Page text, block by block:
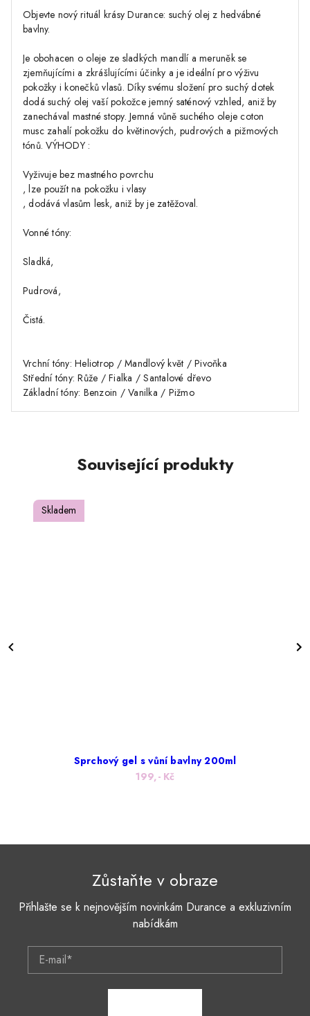
Objevte nový rituál krásy Durance: suchý olej z hedvábné
bavlny.
Je obohacen o oleje ze sladkých mandlí a meruněk se
zjemňujícími a zkrášlujícími účinky a je ideální pro výživu
pokožky i konečků vlasů. Díky svému složení pro suchý dotek
dodá suchý olej vaší pokožce jemný saténový vzhled, aniž by
zanechával mastné stopy. Jemná vůně suchého oleje coton
musc zahalí pokožku do květinových, pudrových a pižmových
tónů. VÝHODY :
Vyživuje bez mastného povrchu
, lze použít na pokožku i vlasy
, dodává vlasům lesk, aniž by je zatěžoval.
Vonné tóny:
Sladká,
Pudrová,
Čistá.
Vrchní tóny: Heliotrop / Mandlový květ / Pivoňka
Střední tóny: Růže / Fialka / Santalové dřevo
Základní tóny: Benzoin / Vanilka / Pižmo
Související produkty
Skladem
Sprchový gel s vůní bavlny 200ml
199,- Kč
Zůstaňte v obraze
Přihlašte se k nejnovějším novinkám Durance a exkluzivním
nabídkám
E-mail*